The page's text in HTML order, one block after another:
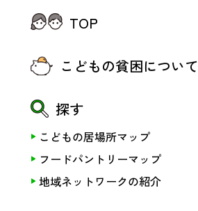
TOP
こどもの貧困について
探す
こどもの居場所マップ
フードパントリーマップ
地域ネットワークの紹介